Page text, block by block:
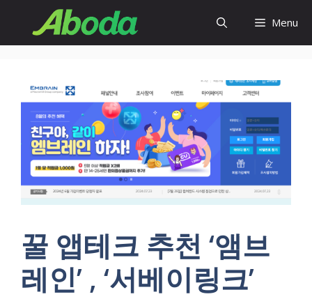
content
Menu
꿀 앱테크 추천 ‘앰브
레인’ , ‘서베이링크’